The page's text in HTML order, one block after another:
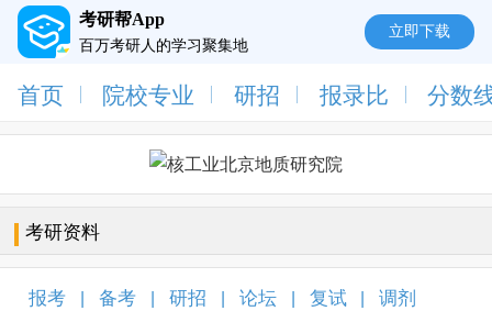
考研帮App
百万考研人的学习聚集地
立即下载
首页 院校专业 研招 报录比 分数
考研资料
报考 备考 研招 论坛 复试 调剂